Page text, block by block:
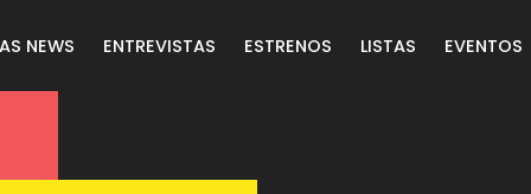
NEWS ENTREVISTAS ESTRENOS LISTAS EVENTOS